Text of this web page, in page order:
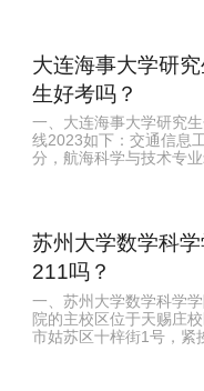
大连海事大学研
生好考吗？
一、大连海事大学研究
线2023如下：交通信息
分，航海科学与技术专
苏州大学数学科
211吗？
一、苏州大学数学科学
院的主校区位于‌天赐庄
市姑苏区十梓街1号，紧